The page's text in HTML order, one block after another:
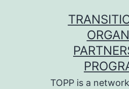
TOPP is a